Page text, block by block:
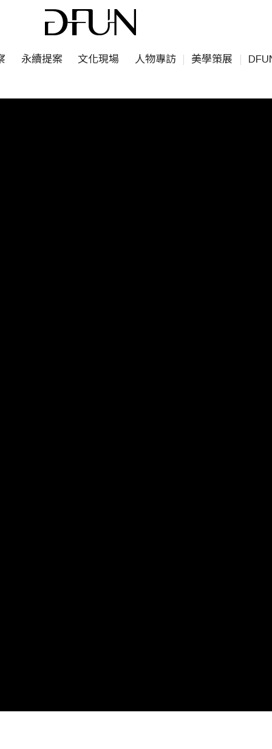
永續提案 文化現場 人物專訪 美學策展